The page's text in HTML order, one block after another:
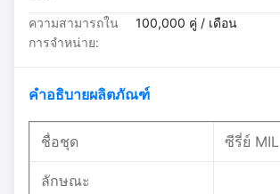
ความสามารถใน
การจําหน่าย:
100,000 คู่ / เดือน
คำอธิบายผลิตภัณฑ์
ชื่อชุด ซีรี่ย์ MIL
ลักษณะ